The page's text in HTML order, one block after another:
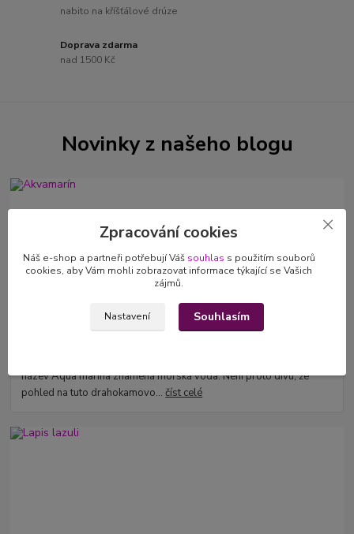
nabito na kříšťálové drúze
Doprava zdarma
nad 1500 Kč
Novinky z našeho blogu
název Aqua marina znamená mořská voda. Není proto divu, že
pohled na tuto drahokamovo...číst celé
Zpracování cookies
Náš e-shop a partneři potřebují Váš souhlas s použitím souborů
cookies, aby Vám mohli zobrazovat informace týkající se Vašich
zájmů.
Nastavení Souhlasím